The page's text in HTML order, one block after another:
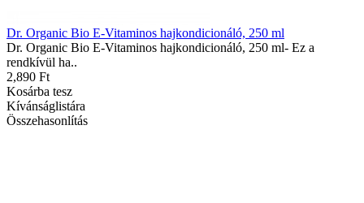
Dr. Organic Bio E-Vitaminos hajkondicionáló, 250 ml
Dr. Organic Bio E-Vitaminos hajkondicionáló, 250 ml- Ez a
rendkívül ha..
2,890 Ft
Kosárba tesz
Kívánságlistára
Összehasonlítás